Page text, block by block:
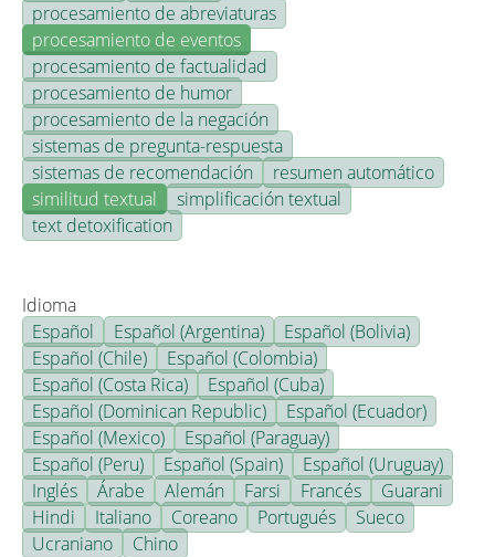
procesamiento de abreviaturas
procesamiento de eventos
procesamiento de factualidad
procesamiento de humor
procesamiento de la negación
sistemas de pregunta-respuesta
sistemas de recomendación
resumen automático
similitud textual
simplificación textual
text detoxification
Idioma
Español
Español (Argentina)
Español (Bolivia)
Español (Chile)
Español (Colombia)
Español (Costa Rica)
Español (Cuba)
Español (Dominican Republic)
Español (Ecuador)
Español (Mexico)
Español (Paraguay)
Español (Peru)
Español (Spain)
Español (Uruguay)
Inglés
Árabe Alemán Farsi Francés
Guarani
Hindi
Italiano Coreano Portugués
Sueco
Ucraniano
Chino